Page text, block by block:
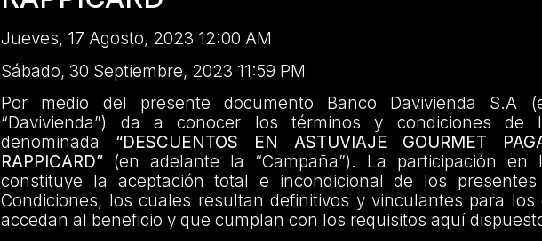
Jueves, 17 Agosto, 2023 12:00 AM
Sábado, 30 Septiembre, 2023 11:59 PM
Por medio del presente documento Banco Davivienda S.A
“Davivienda”) da a conocer los términos y condiciones de
denominada “DESCUENTOS EN ASTUVIAJE GOURMET
RAPPICARD” (en adelante la “Campaña”). La participación en
constituye la aceptación total e incondicional de los
Condiciones, los cuales resultan definitivos y vinculantes para los
accedan al beneficio y que cumplan con los requisitos aquí